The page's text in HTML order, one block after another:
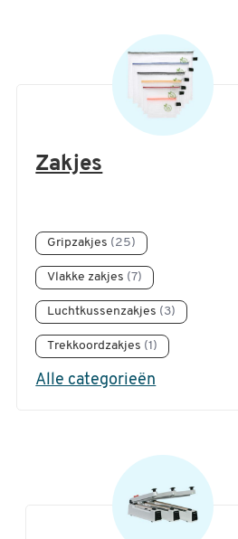
Zakjes
Gripzakjes (25)
Vlakke zakjes (7)
Luchtkussenzakjes (3)
Trekkoordzakjes (1)
Alle categorieën